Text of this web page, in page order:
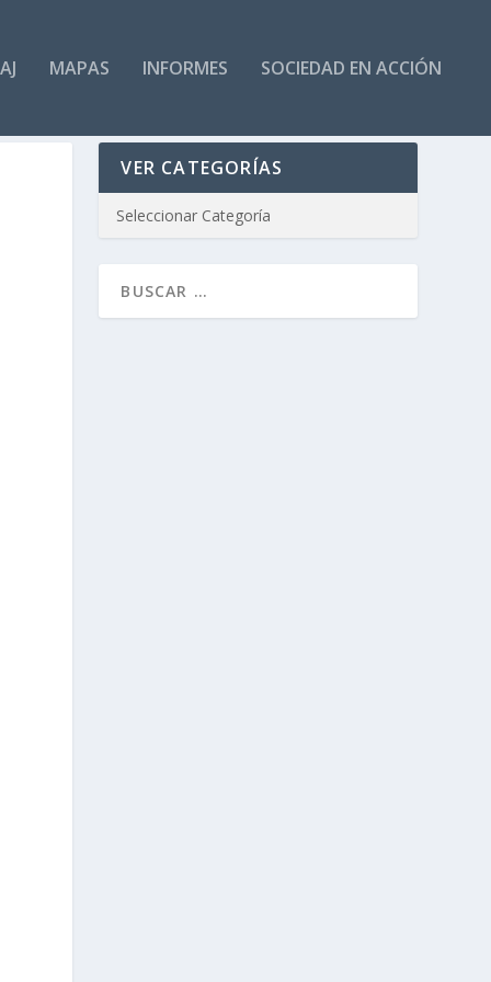
MAPAS INFORMES SOCIEDAD EN ACCIÓN
VER CATEGORÍAS